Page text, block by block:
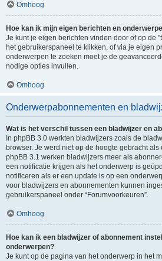
Omhoog
Hoe kan ik mijn eigen berichten en
Je kunt je eigen berichten vinden door of op de
het gebruikerspaneel te klikken, of via je eigen
onderwerpen te zoeken moet je de
nodige opties invullen.
Omhoog
Onderwerpabonnementen en
Wat is het verschil tussen een bladwijzer en
In phpBB 3.0 werkten bladwijzers zoals de
browser. Je werd niet op de hoogte gebracht als
phpBB 3.1 werken bladwijzers meer als
een notificatie krijgen als het onderwerp is
notificeren als er een update is op een
voor bladwijzers en abonnementen kunnen
gebruikerspaneel onder “Forumvoorkeuren”.
Omhoog
Hoe kan ik een bladwijzer of abonnement
onderwerpen?
Je kunt op de pagina van het onderwerp in het